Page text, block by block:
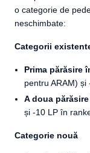
o categorie de
neschimbate:
Categorii
Prima părăsire
pentru ARAM)
A doua
și -10 LP în
Categorie nouă